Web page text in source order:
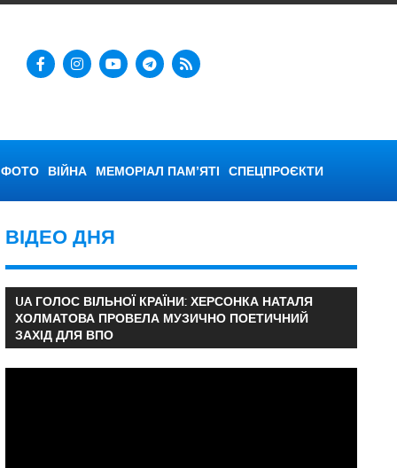
ФОТО ВІЙНА МЕМОРІАЛ ПАМ’ЯТІ СПЕЦПРОЄКТИ
ВІДЕО ДНЯ
UA ГОЛОС ВІЛЬНОЇ КРАЇНИ: ХЕРСОНКА НАТАЛЯ
ХОЛМАТОВА ПРОВЕЛА МУЗИЧНО ПОЕТИЧНИЙ
ЗАХІД ДЛЯ ВПО